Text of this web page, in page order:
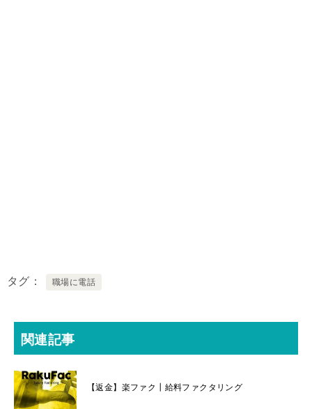
タグ 職場に電話
関連記事
【返金】楽ファク┃給料ファクタリング